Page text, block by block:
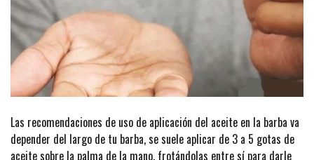
Las recomendaciones de uso de aplicación del aceite en la barba va
depender del largo de tu barba, se suele aplicar de 3 a 5 gotas de
aceite sobre la palma de la mano, frotándolas entre sí para darle